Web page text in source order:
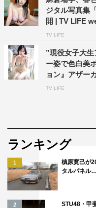
ジタル写真集
開 | TV LIFE
TV LIFE
”現役女子大
ー姿で色白美
ョン』アザー
TV LIFE
ランキング
1
槙原寛己が
タルパネル…
2
STU48・甲